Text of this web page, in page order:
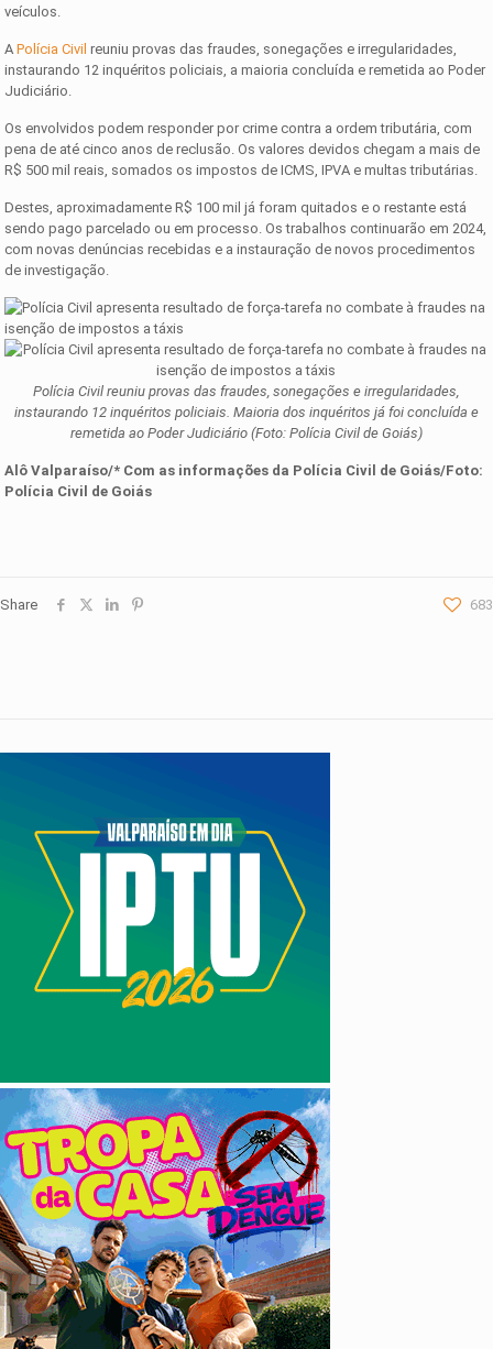
veículos.
APolícia Civil reuniu provas das fraudes, sonegações e irregularidades,
instaurando 12 inquéritos policiais, a maioria concluída e remetida ao Poder
Judiciário.
Os envolvidos podem responder por crime contra a ordem tributária, com
pena de até cinco anos de reclusão. Os valores devidos chegam a mais de
R$ 500 mil reais, somados os impostos de ICMS, IPVA e multas tributárias.
Destes, aproximadamente R$ 100 mil já foram quitados e o restante está
sendo pago parcelado ou em processo. Os trabalhos continuarão em 2024,
com novas denúncias recebidas e a instauração de novos procedimentos
de investigação.
Polícia Civil reuniu provas das fraudes, sonegações e irregularidades,
instaurando 12 inquéritos policiais. Maioria dos inquéritos já foi concluída e
remetida ao Poder Judiciário (Foto: Polícia Civil de Goiás)
Alô Valparaíso/* Com as informações d a Polícia Civil de Goiás/Foto:
Polícia Civil de Goiás
Share 683